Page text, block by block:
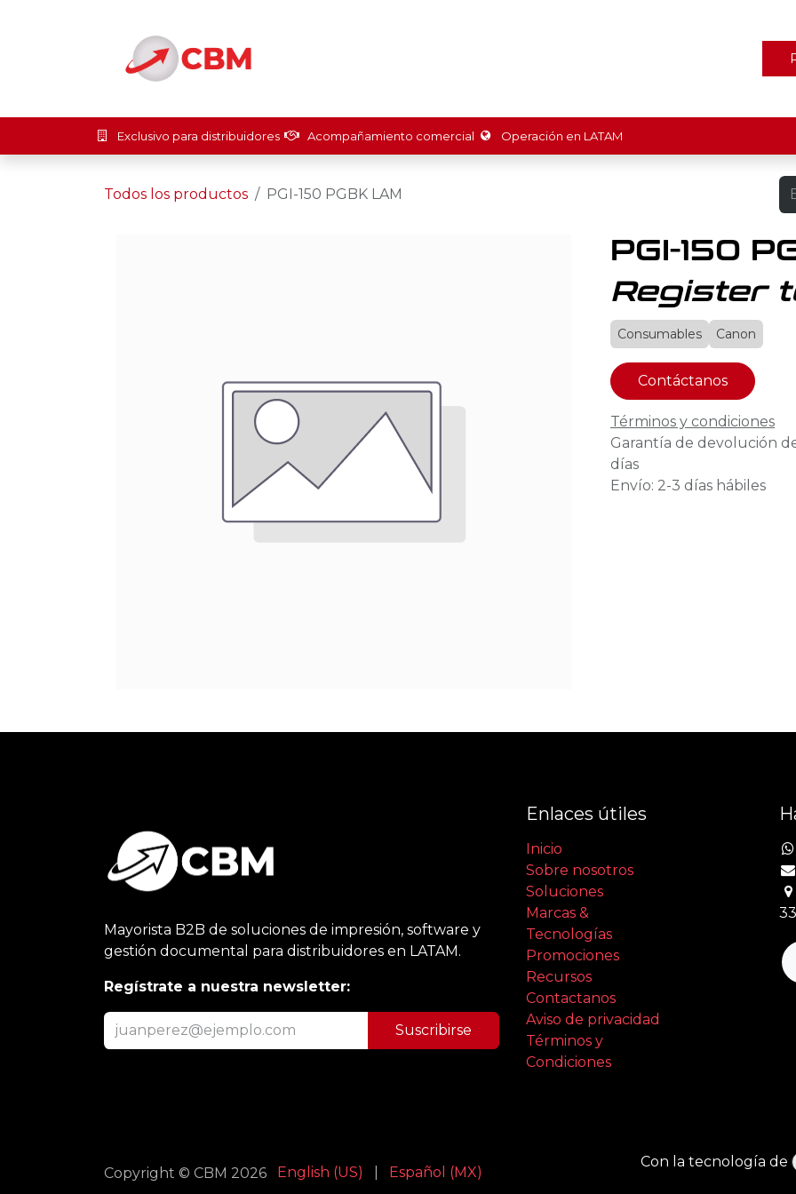
Exclusivo para distribuidores Acompañamiento comercial Operación en LATAM
Todos los productos PGI-150 PGBK LAM
PGI-150
Register
Consumables Canon
Contáctanos
Términos y condiciones
Garantía de devolución
días
Envío: 2-3 días hábiles
Mayorista B2B de soluciones de impresión, software y
gestión documental para distribuidores en LATAM.
Regístrate a nuestra newsletter:
Suscribirse
Enlaces útiles
Inicio
Sobre nosotros
Soluciones
Marcas &
Tecnologías
Promociones
Recursos
Contactanos
Aviso de privacidad
Términos y
Condiciones
Copyright © CBM 2026 English (US) Español (MX)
Con la tecnología de